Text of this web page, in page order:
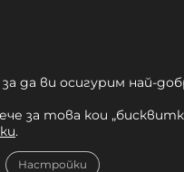
за да ви осигурим най-
за това кои
.
Настройки